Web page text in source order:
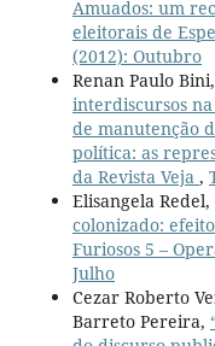
Amuados: um
eleitorais de
(2012): Outubro
Renan Paulo
interdiscursos
de manutenção
política: as
da Revista Veja ,
Elisangela
colonizado:
Furiosos 5 –
Julho
Cezar Roberto
Barreto Pereira,